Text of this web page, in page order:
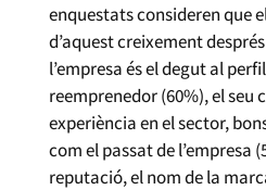
enquestats consideren que
d’aquest creixement
l’empresa és el degut al
reemprenedor (60%), el seu
experiència en el sector,
com el passat de l’empresa
reputació, el nom de la